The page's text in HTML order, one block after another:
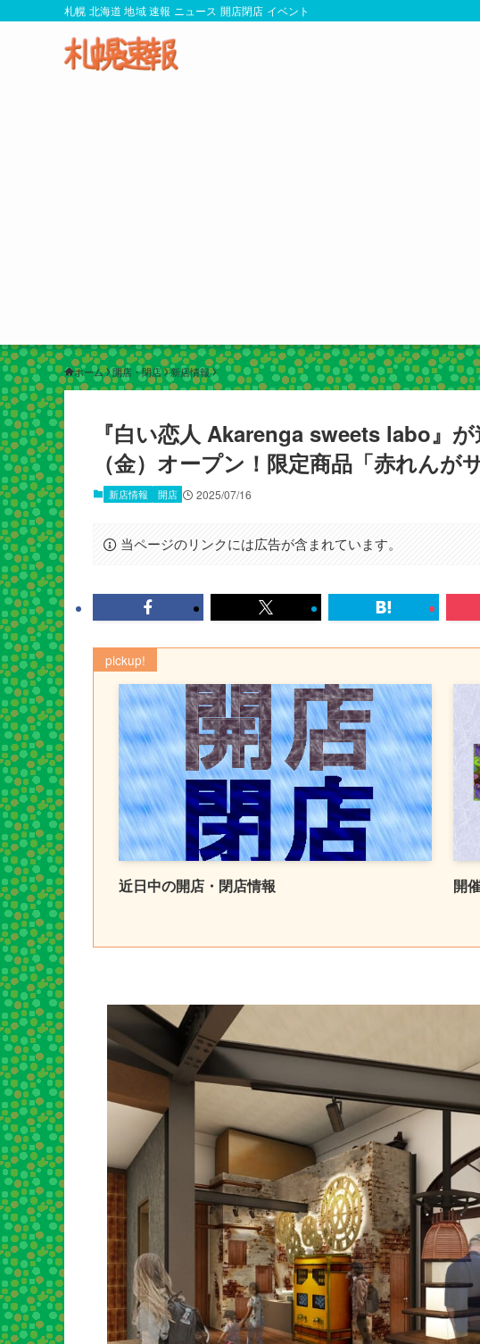
札幌 北海道 地域 速報 ニュース 開店閉店 イベント
ホーム 開店・閉店 新店情報
『白い恋人 Akarenga sweets labo』
（金）オープン！限定商品「赤れんが
新店情報 開店 2025/07/16
当ページのリンクには広告が含まれています。
pickup!
近日中の開店・閉店情報 開